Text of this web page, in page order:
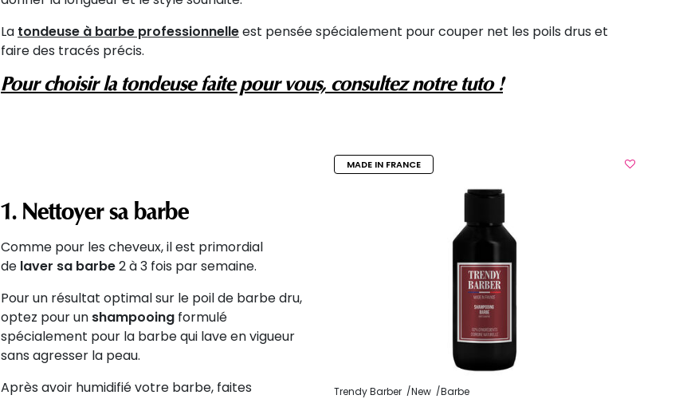
La tondeuse à barbe professionnelleest pensée spécialement pour couper net les poils drus et
faire des tracés précis.
Pour choisir la tondeuse faite pour vous, consultez notre tuto !
1. Nettoyer sa barbe
Comme pour les cheveux, il est primordial
de laver sa barbe2 à 3 fois par semaine.
Pour un résultat optimal sur le poil de barbe dru,
optez pour un shampooing formulé
spécialement pour la barbe qui lave en vigueur
sans agresser la peau.
Après avoir humidifié votre barbe, faites
MADE IN FRANCE
Trendy Barber New Barbe